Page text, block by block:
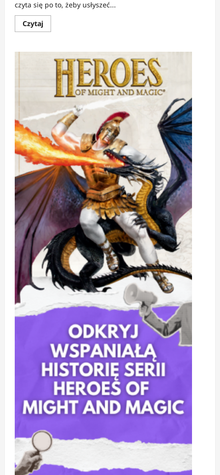
czyta się po to, żeby usłyszeć...
CzytajDowiedz
się
RECENZJA:
Każdy
komiks
fantastyczny
Parowski
obrona
wyobraźni